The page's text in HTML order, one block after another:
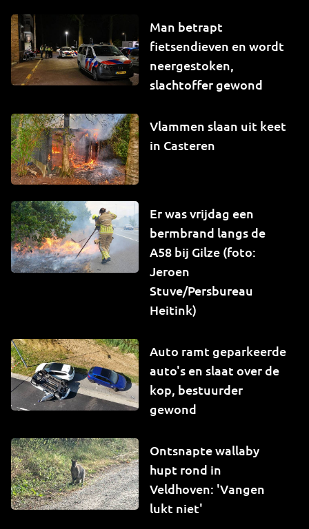
Man betrapt
fietsendieven en wordt
neergestoken,
slachtoffer gewond
Vlammen slaan uit keet
in Casteren
Er was vrijdag een
bermbrand langs de
A58 bij Gilze (foto:
Jeroen
Stuve/Persbureau
Heitink)
Auto ramt geparkeerde
auto's en slaat over de
kop, bestuurder
gewond
Ontsnapte wallaby
hupt rond in
Veldhoven: 'Vangen
lukt niet'